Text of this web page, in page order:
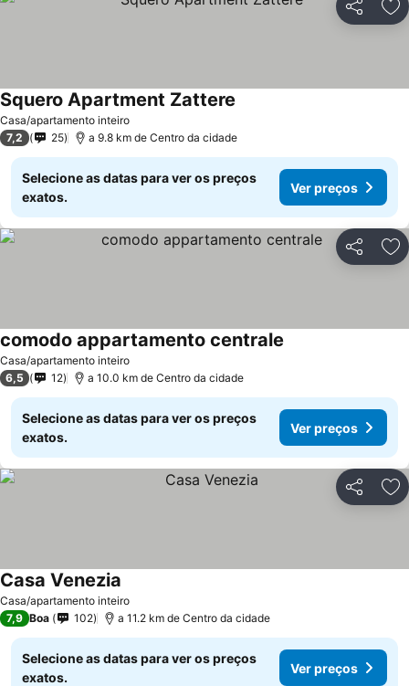
Partilhar
Casa/apartamento inteiro
Squero Apartment Zattere
7,2 25 a 9.8 km de Centro da cidade
Selecione as datas para ver os preços
exatos.
Ver preços
Partilhar
Casa/apartamento inteiro
comodo appartamento centrale
6,5 12 a 10.0 km de Centro da cidade
Selecione as datas para ver os preços
exatos.
Ver preços
Partilhar
Casa/apartamento inteiro
Casa Venezia
7,9 Boa 102 a 11.2 km de Centro da cidade
Selecione as datas para ver os preços
exatos.
Ver preços